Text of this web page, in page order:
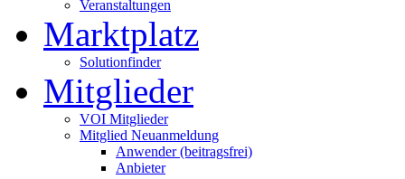
Veranstaltungen
Marktplatz
Solutionfinder
Mitglieder
VOI Mitglieder
Mitglied Neuanmeldung
Anwender (beitragsfrei)
Anbieter